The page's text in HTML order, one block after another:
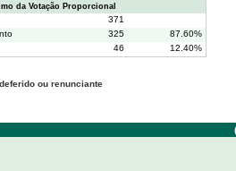
da Votação Proporcional
371
325
87.60%
46 12.40%
ou renunciante